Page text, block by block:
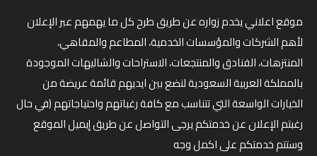
موقع اعلاني يخدم زواره عن طريق طرح كل ما يهمهم عبر الإعلان
لأهم الشركات والمؤسسات الخدمية، المطاعم والمقاهي،
المنتزهات، الفنادق والمنتجعات، الاستراحات والشاليهات الموجودة
بالمملكة العربية السعودية لنضع بين ايديهم قائمة عريضة من
الخيارات الواسعة التي تتناسب مع كافة رغباتهم واحتياجاتهم (في حال
رغبتم الإعلان عن خدمتكم يرجى التواصل عن طريق إيميل الموقع
وستتم خدمتكم على اكمل وجه